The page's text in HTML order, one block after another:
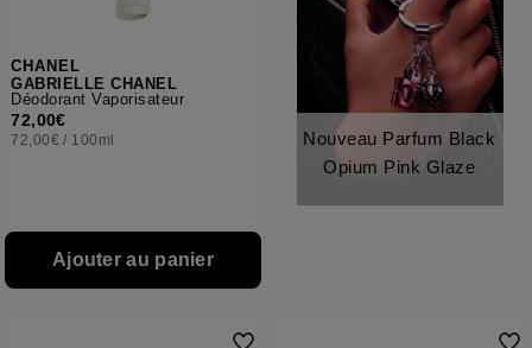
CHANEL
GABRIELLE CHANEL
Déodorant Vaporisateur
72,00€
72,00€ / 100ml
Ajouter au panier
Nouveau Parfum Black
Opium Pink Glaze